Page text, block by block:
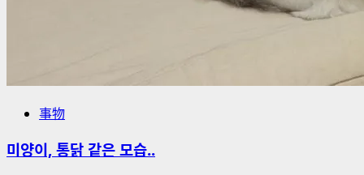
事物
미양이, 통닭 같은 모습..